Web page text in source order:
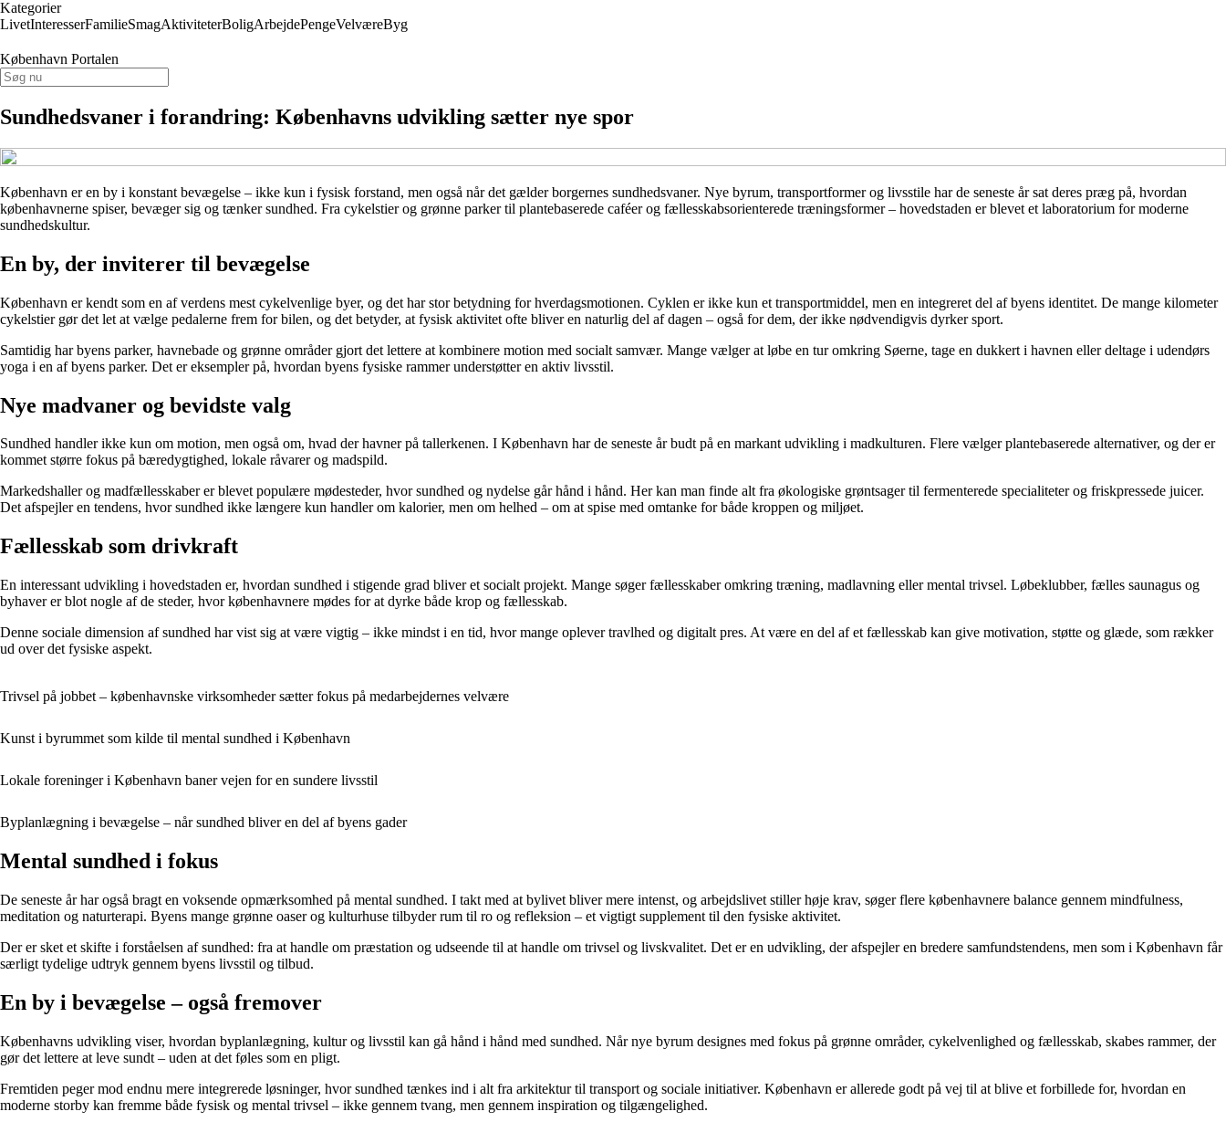
Kategorier
LivetInteresserFamilieSmagAktiviteterBoligArbejdePengeVelværeByg
København Portalen
Sundhedsvaner i forandring: Københavns udvikling sætter nye spor
København er en by i konstant bevægelse – ikke kun i fysisk forstand, men også når det gælder borgernes sundhedsvaner. Nye byrum, transportformer og livsstile har de seneste år sat deres præg på, hvordan
københavnerne spiser, bevæger sig og tænker sundhed. Fra cykelstier og grønne parker til plantebaserede caféer og fællesskabsorienterede træningsformer – hovedstaden er blevet et laboratorium for moderne
sundhedskultur.
En by, der inviterer til bevægelse
København er kendt som en af verdens mest cykelvenlige byer, og det har stor betydning for hverdagsmotionen. Cyklen er ikke kun et transportmiddel, men en integreret del af byens identitet. De mange kilometer
cykelstier gør det let at vælge pedalerne frem for bilen, og det betyder, at fysisk aktivitet ofte bliver en naturlig del af dagen – også for dem, der ikke nødvendigvis dyrker sport.
Samtidig har byens parker, havnebade og grønne områder gjort det lettere at kombinere motion med socialt samvær. Mange vælger at løbe en tur omkring Søerne, tage en dukkert i havnen eller deltage i udendørs
yoga i en af byens parker. Det er eksempler på, hvordan byens fysiske rammer understøtter en aktiv livsstil.
Nye madvaner og bevidste valg
Sundhed handler ikke kun om motion, men også om, hvad der havner på tallerkenen. I København har de seneste år budt på en markant udvikling i madkulturen. Flere vælger plantebaserede alternativer, og der er
kommet større fokus på bæredygtighed, lokale råvarer og madspild.
Markedshaller og madfællesskaber er blevet populære mødesteder, hvor sundhed og nydelse går hånd i hånd. Her kan man finde alt fra økologiske grøntsager til fermenterede specialiteter og friskpressede juicer.
Det afspejler en tendens, hvor sundhed ikke længere kun handler om kalorier, men om helhed – om at spise med omtanke for både kroppen og miljøet.
Fællesskab som drivkraft
En interessant udvikling i hovedstaden er, hvordan sundhed i stigende grad bliver et socialt projekt. Mange søger fællesskaber omkring træning, madlavning eller mental trivsel. Løbeklubber, fælles saunagus og
byhaver er blot nogle af de steder, hvor københavnere mødes for at dyrke både krop og fællesskab.
Denne sociale dimension af sundhed har vist sig at være vigtig – ikke mindst i en tid, hvor mange oplever travlhed og digitalt pres. At være en del af et fællesskab kan give motivation, støtte og glæde, som rækker
ud over det fysiske aspekt.
Trivsel på jobbet – københavnske virksomheder sætter fokus på medarbejdernes velvære
Kunst i byrummet som kilde til mental sundhed i København
Lokale foreninger i København baner vejen for en sundere livsstil
Byplanlægning i bevægelse – når sundhed bliver en del af byens gader
Mental sundhed i fokus
De seneste år har også bragt en voksende opmærksomhed på mental sundhed. I takt med at bylivet bliver mere intenst, og arbejdslivet stiller høje krav, søger flere københavnere balance gennem mindfulness,
meditation og naturterapi. Byens mange grønne oaser og kulturhuse tilbyder rum til ro og refleksion – et vigtigt supplement til den fysiske aktivitet.
Der er sket et skifte i forståelsen af sundhed: fra at handle om præstation og udseende til at handle om trivsel og livskvalitet. Det er en udvikling, der afspejler en bredere samfundstendens, men som i København får
særligt tydelige udtryk gennem byens livsstil og tilbud.
En by i bevægelse – også fremover
Københavns udvikling viser, hvordan byplanlægning, kultur og livsstil kan gå hånd i hånd med sundhed. Når nye byrum designes med fokus på grønne områder, cykelvenlighed og fællesskab, skabes rammer, der
gør det lettere at leve sundt – uden at det føles som en pligt.
Fremtiden peger mod endnu mere integrerede løsninger, hvor sundhed tænkes ind i alt fra arkitektur til transport og sociale initiativer. København er allerede godt på vej til at blive et forbillede for, hvordan en
moderne storby kan fremme både fysisk og mental trivsel – ikke gennem tvang, men gennem inspiration og tilgængelighed.